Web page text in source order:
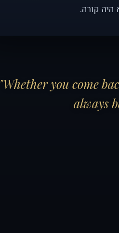
קורה.
"Whether you come
always